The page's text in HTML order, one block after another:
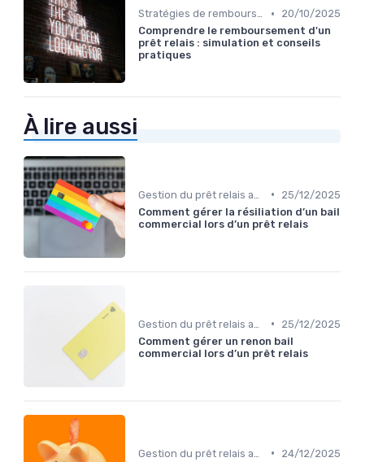
Stratégies de remboursement •
20/10/2025
Comprendre le remboursement d'un
prêt relais : simulation et conseils
pratiques
À lire aussi
•
25/12/2025
Comment gérer la résiliation d’un bail
commercial lors d’un prêt relais
•
25/12/2025
Comment gérer un renon bail
commercial lors d’un prêt relais
•
24/12/2025